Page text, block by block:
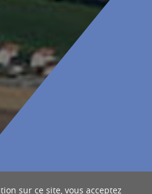
sur ce site, vous acceptez